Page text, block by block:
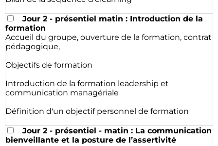
Jour 2 - présentiel matin : Introduction de la
formation
Accueil du groupe, ouverture de la formation, contrat
pédagogique,
Objectifs de formation
Introduction de la formation leadership et
communication managériale
Définition d'un objectif personnel de formation
Jour 2 - présentiel - matin : La communication
bienveillante et la posture de l’assertivité